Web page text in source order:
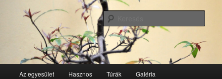
másodlagos
GesztenyeKék
GesztenyeKék Természetbarát Egyesület honlapja
Az egyesület Hasznos Túrák Galéria